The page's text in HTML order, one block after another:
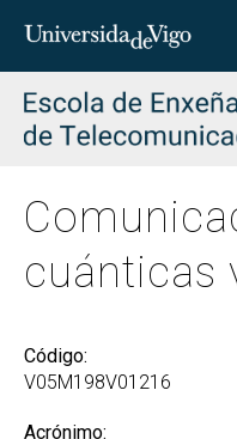
Introduce
para
buscar
cuánticas
Código:
V05M198V01216
Acrónimo: